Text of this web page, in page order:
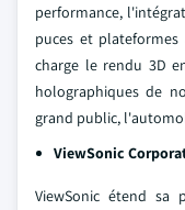
performance,
puces et plateformes
charge le rendu 3D
holographiques de
grand public,
ViewSonic
ViewSonic étend sa